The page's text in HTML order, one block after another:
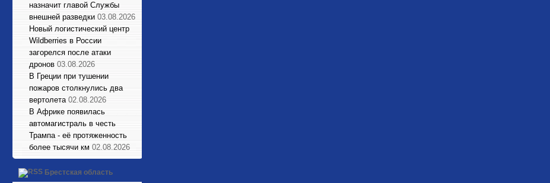
назначит главой Службы
внешней разведки 03.08.2026
Новый логистический центр
Wildberries в России
загорелся после атаки
дронов 03.08.2026
В Греции при тушении
пожаров столкнулись два
вертолета 02.08.2026
В Африке появилась
автомагистраль в честь
Трампа - её протяженность
более тысячи км 02.08.2026
Брестская область